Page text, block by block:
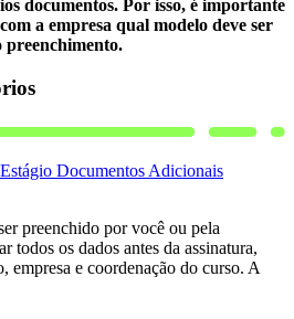
documentos. Por isso, é importante
a empresa qual modelo deve ser
preenchimento.
Documentos Adicionais
preenchido por você ou pela
todos os dados antes da assinatura,
empresa e coordenação do curso. A